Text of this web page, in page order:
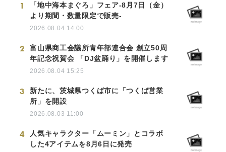
1
「地中海本まぐろ」フェア-8月7日（金）
より期間・数量限定で販売-
2026.08.04 14:00
2
富山県商工会議所青年部連合会 創立50周
年記念祝賀会 「DJ盆踊り」を開催します
2026.08.04 15:25
3
新たに、茨城県つくば市に「つくば営業
所」を開設
2026.08.03 11:00
4
人気キャラクター「ムーミン」とコラボ
した4アイテムを8月6日に発売